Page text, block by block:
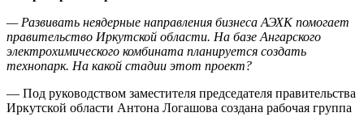
— Развивать неядерные направления бизнеса АЭХК помогает
правительство Иркутской области. На базе Ангарского
электрохимического комбината планируется создать
технопарк. На какой стадии этот проект?
— Под руководством заместителя председателя правительства
Иркутской области Антона Логашова создана рабочая группа